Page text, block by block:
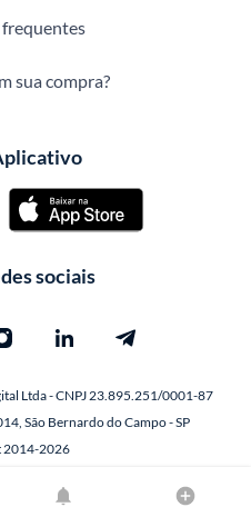
sua compra?
sociais
Ltda - CNPJ 23.895.251/0001-87
São Bernardo do Campo - SP
2026